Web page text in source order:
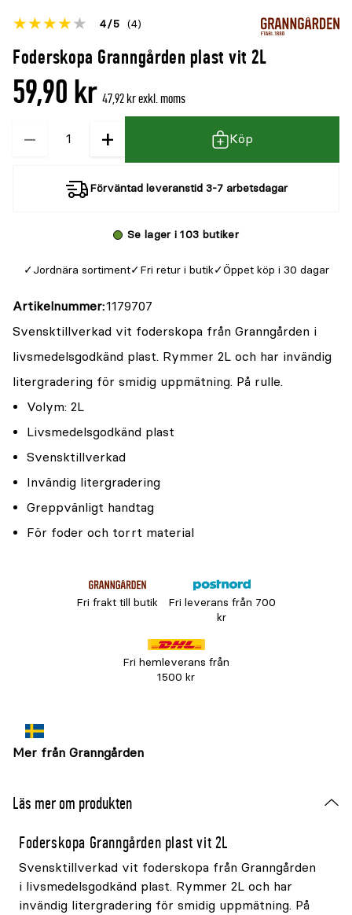
Foderskopa Granngården plast vit 2L
Betyget
denna
{0}
4 5 (4)
Öppna
recensioner
59,90 kr 47,92 kr exkl. moms
−
Kvantitet + Köp
Förväntad leveranstid 3-7 arbetsdagar
Se lager i 103 butiker
Jordnära sortiment Fri retur i butik Öppet köp i 30 dagar
Artikelnummer 1179707
Svensktillverkad vit foderskopa från Granngården i
livsmedelsgodkänd plast. Rymmer 2L och har invändig
litergradering för smidig uppmätning. På rulle.
Volym: 2L
Livsmedelsgodkänd plast
Svensktillverkad
Invändig litergradering
Greppvänligt handtag
För foder och torrt material
Fri frakt till butik
Fri leverans från 700
kr
Fri hemleverans från
1500 kr
Mer från Granngården
Läs mer om produkten
Foderskopa Granngården plast vit 2L
Svensktillverkad vit foderskopa från Granngården
i livsmedelsgodkänd plast. Rymmer 2L och har
invändig litergradering för smidig uppmätning. På